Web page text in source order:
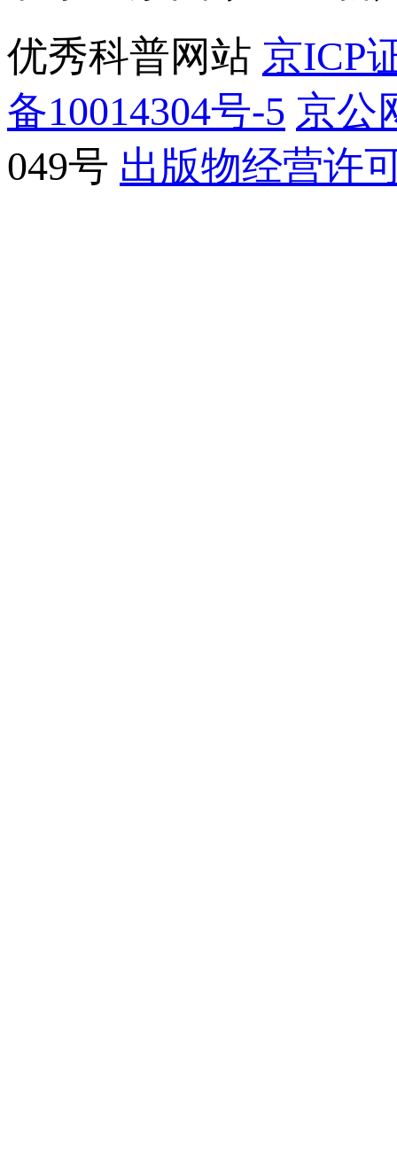
优秀科普网站 京ICP
备10014304号-5 京公
049号 出版物经营许